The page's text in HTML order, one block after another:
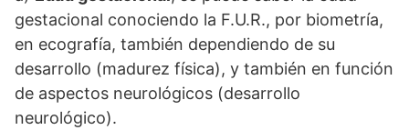
gestacional conociendo la F.U.R., por biometría,
en ecografía, también dependiendo de su
desarrollo (madurez física), y también en función
de aspectos neurológicos (desarrollo
neurológico).